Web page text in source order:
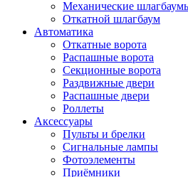
Механические
Откатной шлагбаум
Автоматика
Откатные ворота
Распашные ворота
Секционные ворота
Раздвижные двери
Распашные двери
Роллеты
Аксессуары
Пульты и брелки
Сигнальные лампы
Фотоэлементы
Приёмники